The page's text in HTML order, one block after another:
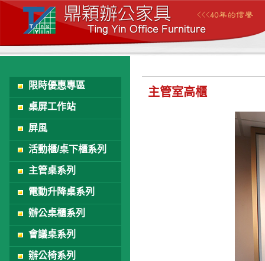
限時優惠專區
桌屏工作站
屏風
活動櫃/桌下櫃系列
主管桌系列
電動升降桌系列
辦公桌櫃系列
會議桌系列
辦公椅系列
主管室高櫃